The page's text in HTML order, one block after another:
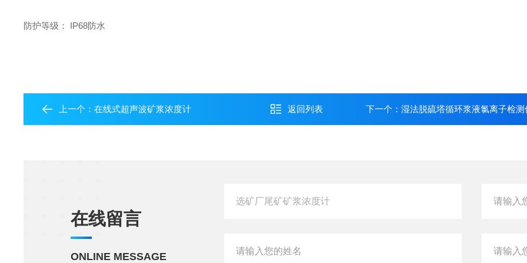
防护等级： IP68防水
上一个：在线式超声波矿浆浓度计 返回列表 下一个： 湿法脱硫塔循环浆液氯离子检测
在线留言
ONLINE MESSAGE